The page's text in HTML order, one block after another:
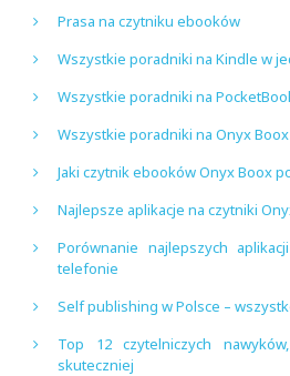
Prasa na czytniku ebooków
Wszystkie poradniki na Kindle w
Wszystkie poradniki na
Wszystkie poradniki na Onyx
Jaki czytnik ebooków Onyx Boox
Najlepsze aplikacje na czytniki
Porównanie najlepszych
telefonie
Self publishing w Polsce –
Top 12 czytelniczych
skuteczniej